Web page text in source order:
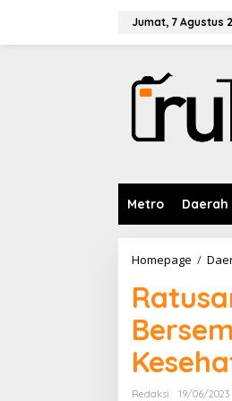
Jumat, 7 Agustus
Metro Daerah
Homepage /
Redaksi
19/06/2023